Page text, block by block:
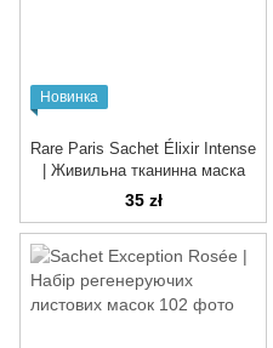
Новинка
Rare Paris Sachet Élixir Intense
| Живильна тканинна маска
35 zł